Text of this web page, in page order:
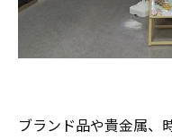
ブランド品や貴金属、